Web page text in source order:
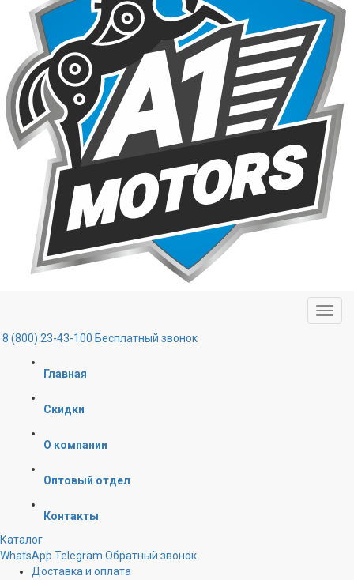
8 (800) 23-43-100 Бесплатный звонок
Главная
Скидки
О компании
Оптовый отдел
Контакты
Каталог
WhatsApp Telegram Обратный звонок
Доставка и оплата